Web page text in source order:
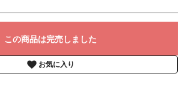
この商品は完売しました
お気に入り